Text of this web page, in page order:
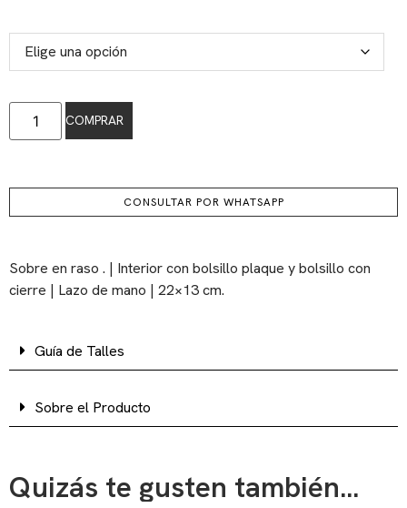
COMPRAR
CONSULTAR POR WHATSAPP
Sobre en raso . | Interior con bolsillo plaque y bolsillo con
cierre | Lazo de mano | 22×13 cm.
Guía de Talles
Sobre el Producto
Quizás te gusten también...